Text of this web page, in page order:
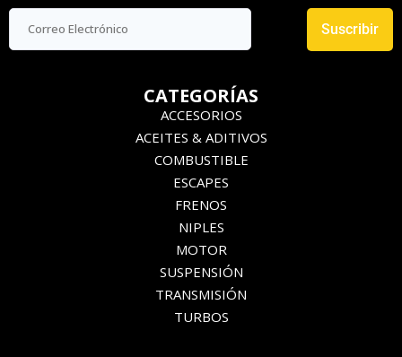
Suscribir
CATEGORÍAS
ACCESORIOS
ACEITES & ADITIVOS
COMBUSTIBLE
ESCAPES
FRENOS
NIPLES
MOTOR
SUSPENSIÓN
TRANSMISIÓN
TURBOS